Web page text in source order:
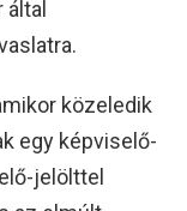
által
közeledik
egy képviselő-
jelölttel